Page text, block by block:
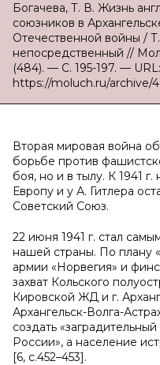
Богачева, Т. В. Жизнь
союзников в
Отечественной войны /
непосредственный //
(484). — С. 195-197. — URL:
https://moluch.ru/archive/
Вторая мировая война
борьбе против
боя, но и в тылу. К 1941
Европу и у А. Гитлера
Советский Союз.
22 июня 1941 г. стал
нашей страны. По плану
армии «Норвегия» и
захват Кольского
Кировской ЖД и г.
Архангельск-Волга-
создать
России», а население
[6, c.452–453].